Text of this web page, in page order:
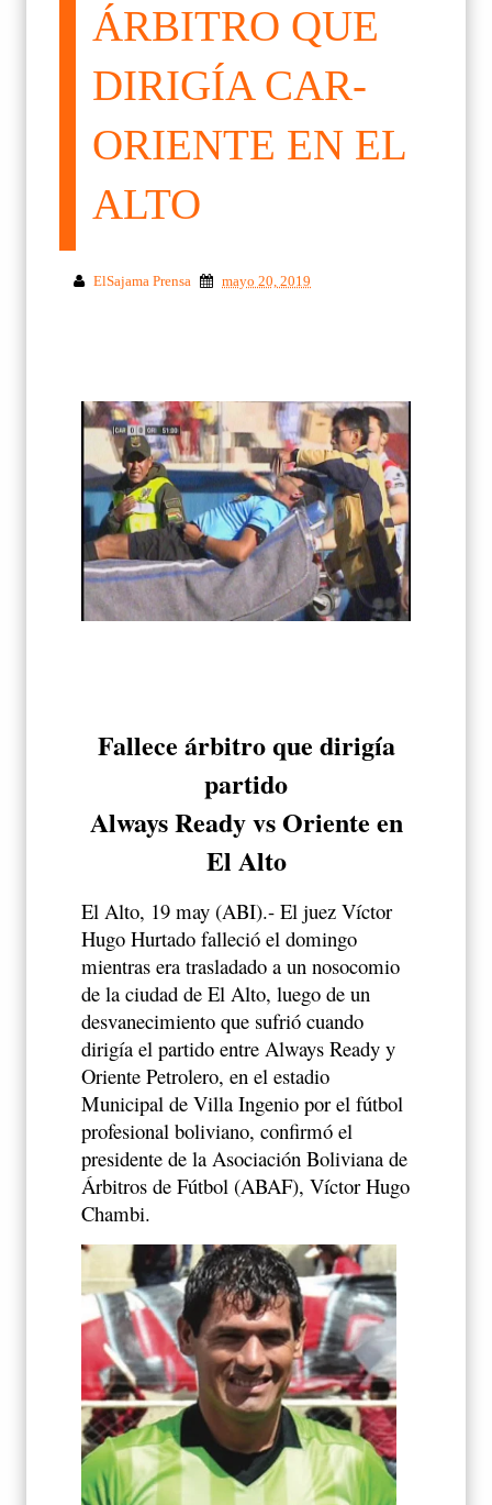
ÁRBITRO QUE
DIRIGÍA CAR-
ORIENTE EN EL
ALTO
ElSajama Prensa mayo 20, 2019
Fallece árbitro que dirigía
partido
Always Ready vs Oriente en
El Alto
El Alto, 19 may (ABI).- El juez Víctor
Hugo Hurtado falleció el domingo
mientras era trasladado a un nosocomio
de la ciudad de El Alto, luego de un
desvanecimiento que sufrió cuando
dirigía el partido entre Always Ready y
Oriente Petrolero, en el estadio
Municipal de Villa Ingenio por el fútbol
profesional boliviano, confirmó el
presidente de la Asociación Boliviana de
Árbitros de Fútbol (ABAF), Víctor Hugo
Chambi.